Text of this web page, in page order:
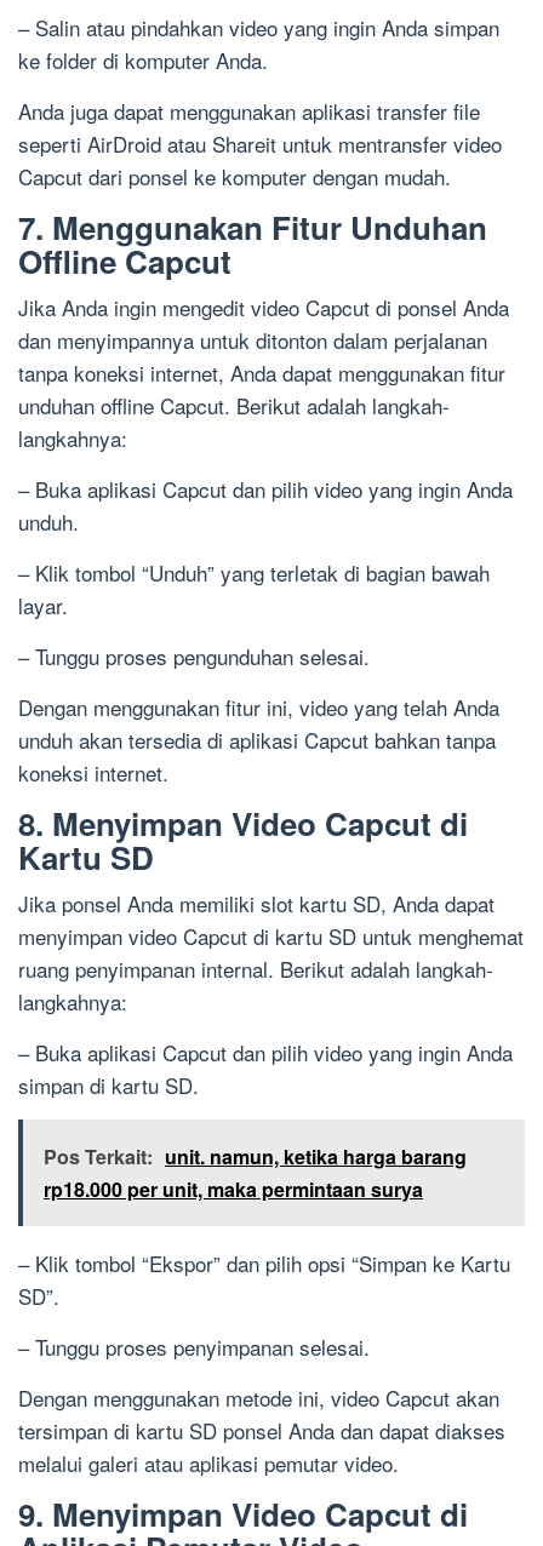
– Salin atau pindahkan video yang ingin Anda simpan
ke folder di komputer Anda.
Anda juga dapat menggunakan aplikasi transfer file
seperti AirDroid atau Shareit untuk mentransfer video
Capcut dari ponsel ke komputer dengan mudah.
7. Menggunakan Fitur Unduhan
Offline Capcut
Jika Anda ingin mengedit video Capcut di ponsel Anda
dan menyimpannya untuk ditonton dalam perjalanan
tanpa koneksi internet, Anda dapat menggunakan fitur
unduhan offline Capcut. Berikut adalah langkah-
langkahnya:
– Buka aplikasi Capcut dan pilih video yang ingin Anda
unduh.
– Klik tombol “Unduh” yang terletak di bagian bawah
layar.
– Tunggu proses pengunduhan selesai.
Dengan menggunakan fitur ini, video yang telah Anda
unduh akan tersedia di aplikasi Capcut bahkan tanpa
koneksi internet.
8. Menyimpan Video Capcut di
Kartu SD
Jika ponsel Anda memiliki slot kartu SD, Anda dapat
menyimpan video Capcut di kartu SD untuk menghemat
ruang penyimpanan internal. Berikut adalah langkah-
langkahnya:
– Buka aplikasi Capcut dan pilih video yang ingin Anda
simpan di kartu SD.
Pos Terkait: unit. namun, ketika harga barang
rp18.000 per unit, maka permintaan surya
– Klik tombol “Ekspor” dan pilih opsi “Simpan ke Kartu
SD”.
– Tunggu proses penyimpanan selesai.
Dengan menggunakan metode ini, video Capcut akan
tersimpan di kartu SD ponsel Anda dan dapat diakses
melalui galeri atau aplikasi pemutar video.
9. Menyimpan Video Capcut di